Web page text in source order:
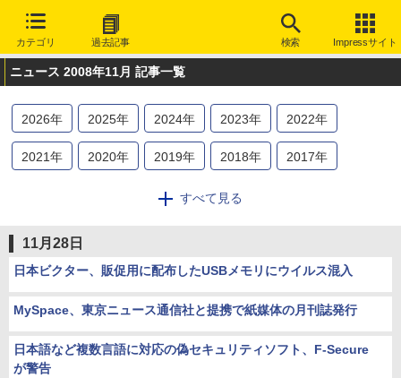
カテゴリ 過去記事 検索 Impressサイト
ニュース 2008年11月 記事一覧
2026年 2025年 2024年 2023年 2022年
2021年 2020年 2019年 2018年 2017年
2014年 2013
2006年 2005年 2004 年 2003年
すべて見る
11月28日
日本ビクター、販促用に配布したUSBメモリにウイルス混入
MySpace、東京ニュース通信社と提携で紙媒体の月刊誌発行
日本語など複数言語に対応の偽セキュリティソフト、F-Secure
が警告